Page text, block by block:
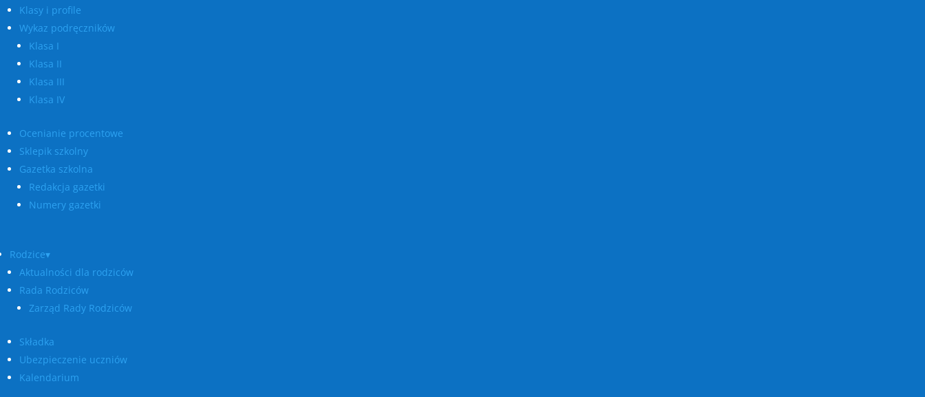
Klasy i profile
Wykaz podręczników
Klasa I
Klasa II
Klasa III
Klasa IV
Ocenianie procentowe
Sklepik szkolny
Gazetka szkolna
Redakcja gazetki
Numery gazetki
Rodzice▾
Aktualności dla rodziców
Rada Rodziców
Zarząd Rady Rodziców
Składka
Ubezpieczenie uczniów
Kalendarium